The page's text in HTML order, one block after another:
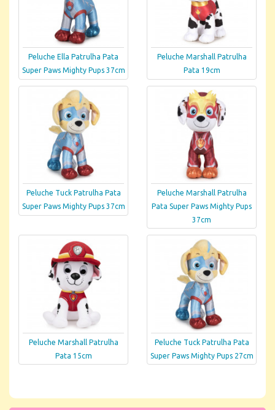
Peluche Ella Patrulha Pata
Super Paws Mighty Pups 37cm
Peluche Marshall Patrulha
Pata 19cm
Peluche Tuck Patrulha Pata
Super Paws Mighty Pups 37cm
Peluche Marshall Patrulha
Pata Super Paws Mighty Pups
37cm
Peluche Marshall Patrulha
Pata 15cm
Peluche Tuck Patrulha Pata
Super Paws Mighty Pups 27cm